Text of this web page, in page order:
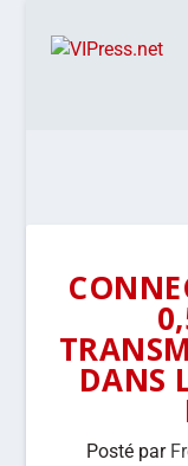
DANS
Posté par